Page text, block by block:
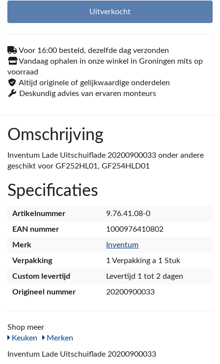
Uitverkocht
Voor 16:00 besteld, dezelfde dag verzonden
Vandaag ophalen in onze winkel in Groningen mits op
voorraad
Altijd originele of gelijkwaardige onderdelen
Deskundig advies van ervaren monteurs
Omschrijving
Inventum Lade Uitschuiflade 20200900033 onder andere
geschikt voor GF252HL01, GF254HLD01
Specificaties
Artikelnummer
9.76.41.08-0
EAN nummer
1000976410802
Merk
Inventum
Verpakking
1 Verpakking a 1 Stuk
Custom levertijd
Levertijd 1 tot 2 dagen
Origineel nummer
20200900033
Shop meer
Keuken
Merken
Inventum Lade Uitschuiflade 20200900033